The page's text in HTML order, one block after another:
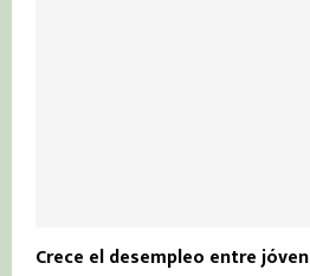
Crece el desempleo entre